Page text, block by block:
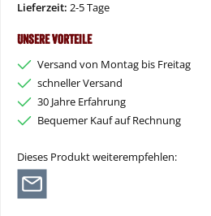
Lieferzeit: 2-5 Tage
Unsere Vorteile
Versand von Montag bis Freitag
schneller Versand
30 Jahre Erfahrung
Bequemer Kauf auf Rechnung
Dieses Produkt weiterempfehlen: